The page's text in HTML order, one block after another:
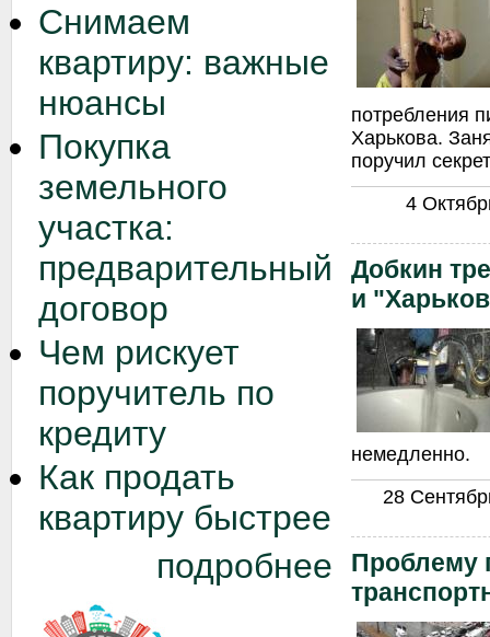
Снимаем
квартиру: важные
нюансы
Покупка
земельного
участка:
предварительный
договор
Чем рискует
поручитель по
кредиту
Как продать
квартиру быстрее
подробнее
потребления
Харькова.
поручил
4
Добкин
и
немедленно.
28
Проблему